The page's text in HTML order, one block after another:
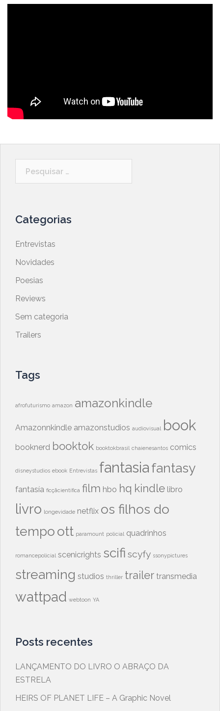
Categorias
Entrevistas
Novidades
Poesias
Reviews
Sem categoria
Trailers
Tags
afrofuturismo amazon amazonkindle
Amazonnkindle amazonstudios audiovisual book
booknerd booktok booktokbrasil chaienesantos comics
disneystudios ebook Entrevistas fantasiafantasy
fantasía ficçãcientífica film hbo hq kindle libro
livro longevidade netflix os filhos do
tempoott paramount policial quadrinhos
romancepolicial scenicrights scifi scyfy ssonypictures
streaming studios thriller trailer transmedia
wattpad webtoon YA
Posts recentes
LANÇAMENTO DO LIVRO O ABRAÇO DA
ESTRELA
HEIRS OF PLANET LIFE – A Graphic Novel